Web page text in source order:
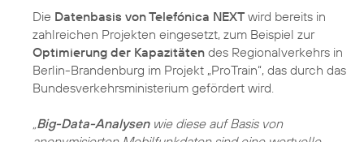
Die Datenbasis von Telefónica NEXT wird bereits in
zahlreichen Projekten eingesetzt, zum Beispiel zur
Optimierung der Kapazitäten des Regionalverkehrs in
Berlin-Brandenburg im Projekt „ProTrain“, das durch das
Bundesverkehrsministerium gefördert wird.
„Big-Data-Analysenwie diese auf Basis von